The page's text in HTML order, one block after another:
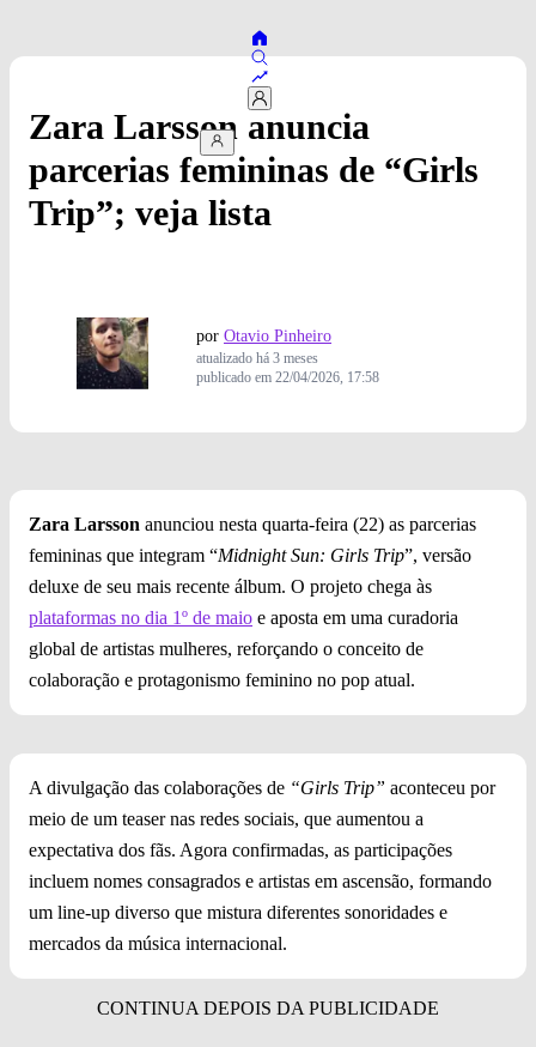
Zara Larsson anuncia
parcerias femininas de “Girls
Trip”; veja lista
por Otavio Pinheiro
atualizado há 3 meses
publicado em 22/04/2026, 17:58
Zara Larsson anunciou nesta quarta-feira (22) as parcerias
femininas que integram “Midnight Sun: Girls Trip”, versão
deluxe de seu mais recente álbum. O projeto chega às
plataformas no dia 1º de maio e aposta em uma curadoria
global de artistas mulheres, reforçando o conceito de
colaboração e protagonismo feminino no pop atual.
A divulgação das colaborações de “Girls Trip” aconteceu por
meio de um teaser nas redes sociais, que aumentou a
expectativa dos fãs. Agora confirmadas, as participações
incluem nomes consagrados e artistas em ascensão, formando
um line-up diverso que mistura diferentes sonoridades e
mercados da música internacional.